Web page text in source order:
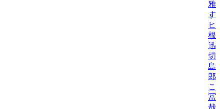
雅
す
ヒ
根
迅/
切
島
郎
こ
冨
哉/